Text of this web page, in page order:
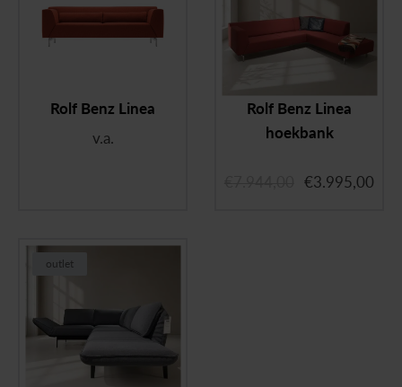
Rolf Benz Linea
v.a.
Rolf Benz Linea
hoekbank
€3.995,00
outlet